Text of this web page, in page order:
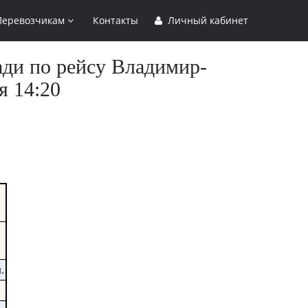
Контакты Личный кабинет
по рейсу Владимир-
14:20